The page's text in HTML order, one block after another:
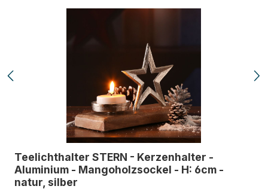
Teelichthalter STERN - Kerzenhalter -
Aluminium - Mangoholzsockel - H: 6cm -
natur, silber